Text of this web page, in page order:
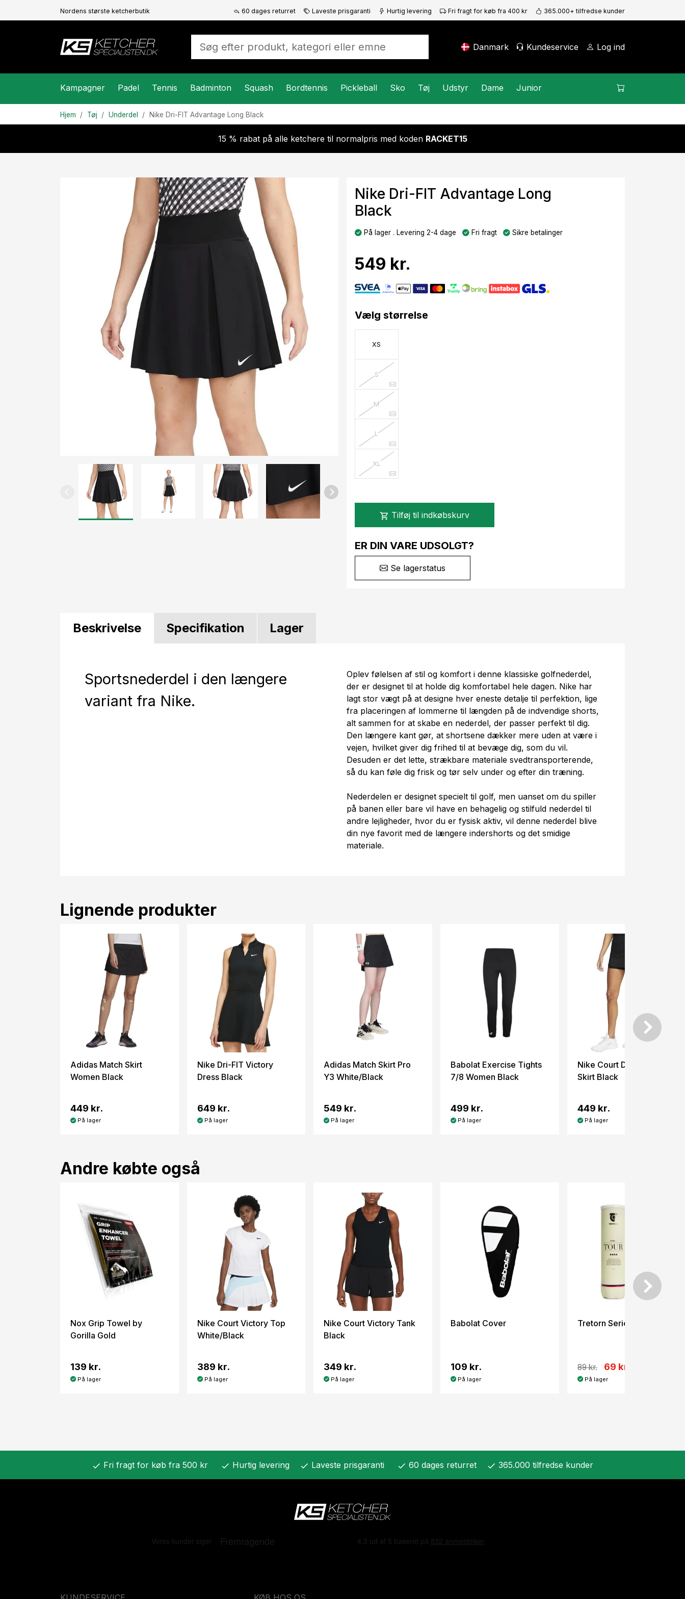
Nordens største ketcherbutik 60 dages returret Laveste prisgaranti Hurtig levering Fri fragt for køb fra 400 kr 365.000+ tilfredse kunder
Danmark Kundeservice Log ind
Kampagner Padel Tennis Badminton Squash Bordtennis Pickleball Sko Tøj Udstyr Dame Junior
Hjem Tøj Underdel Nike Dri-FIT Advantage Long Black
15 % rabat på alle ketchere til normalpris med koden RACKET15
Nike Dri-FIT Advantage Long
Black
På lager . Levering 2-4 dage Fri fragt Sikre betalinger
549 kr.
Vælg størrelse
XS
S
M
L
XL
shopping_cart Tilføj til indkøbskurv
ER DIN VARE UDSOLGT?
Se lagerstatus
Beskrivelse Specifikation Lager
Sportsnederdel i den længere
variant fra Nike.
Oplev følelsen af stil og komfort i denne klassiske golfnederdel,
der er designet til at holde dig komfortabel hele dagen. Nike har
lagt stor vægt på at designe hver eneste detalje til perfektion, lige
fra placeringen af lommerne til længden på de indvendige shorts,
alt sammen for at skabe en nederdel, der passer perfekt til dig.
Den længere kant gør, at shortsene dækker mere uden at være i
vejen, hvilket giver dig frihed til at bevæge dig, som du vil.
Desuden er det lette, strækbare materiale svedtransporterende,
så du kan føle dig frisk og tør selv under og efter din træning.
Nederdelen er designet specielt til golf, men uanset om du spiller
på banen eller bare vil have en behagelig og stilfuld nederdel til
andre lejligheder, hvor du er fysisk aktiv, vil denne nederdel blive
din nye favorit med de længere indershorts og det smidige
materiale.
Lignende produkter
Adidas Match Skirt
Women Black
449 kr.
På lager
Nike Dri-FIT Victory
Dress Black
649 kr.
På lager
Adidas Match Skirt Pro
Y3 White/Black
549 kr.
På lager
Babolat Exercise Tights
7/8 Women Black
499 kr.
På lager
Nike Court Dri-Fit Victory
Skirt Black
449 kr.
På lager
Andre købte også
Nox Grip Towel by
Gorilla Gold
139 kr.
På lager
Nike Court Victory Top
White/Black
389 kr.
På lager
Nike Court Victory Tank
Black
349 kr.
På lager
Babolat Cover
109 kr.
På lager
Tretorn Serie + Tour 1 rør
89 kr. 69 kr.
På lager
check Fri fragt for køb fra 500 kr check Hurtig levering check Laveste prisgaranti check 60 dages returret check 365.000 tilfredse kunder